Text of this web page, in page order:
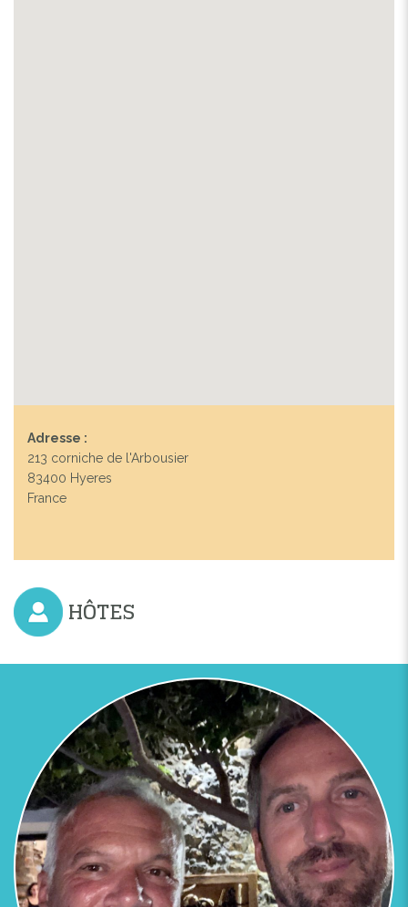
Adresse :
213 corniche de l'Arbousier
83400 Hyeres
France
HÔTES